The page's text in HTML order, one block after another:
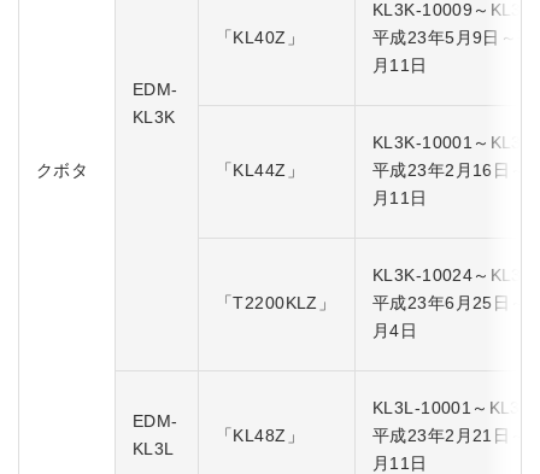
クボタ
EDM-
KL3K
「KL40Z」
KL3K-10009～
平成23年5月9日～平
月11日
「KL44Z」
KL3K-10001～
平成23年2月16日～
月11日
「T2200KLZ」
KL3K-10024～
平成23年6月25日～
月4日
EDM-
KL3L
「KL48Z」
KL3L-10001～KL3L-
平成23年2月21日～
月11日